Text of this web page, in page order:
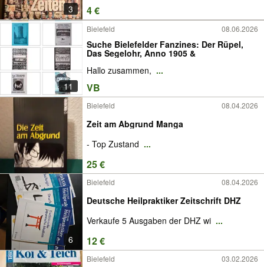
3 4 €
11
Bielefeld 08.06.2026
Suche Bielefelder Fanzines: Der Rüpel,
Das Segelohr, Anno 1905 &
Hallo zusammen, ...
VB
Bielefeld 08.04.2026
Zeit am Abgrund Manga
- Top Zustand ...
25 €
6
Bielefeld 08.04.2026
Deutsche Heilpraktiker Zeitschrift DHZ
Verkaufe 5 Ausgaben der DHZ wi ...
12 €
Bielefeld 03.02.2026